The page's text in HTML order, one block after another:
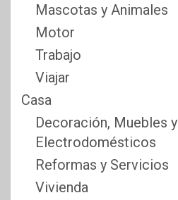
Mascotas y Animales
Motor
Trabajo
Viajar
Casa
Decoración, Muebles y
Electrodomésticos
Reformas y Servicios
Vivienda